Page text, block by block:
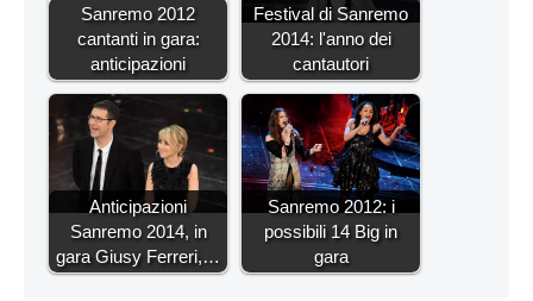
Sanremo 2012
cantanti in gara:
anticipazioni
Festival di Sanremo
2014: l'anno dei
cantautori
Anticipazioni
Sanremo 2014, in
gara Giusy Ferreri,…
Sanremo 2012: i
possibili 14 Big in
gara